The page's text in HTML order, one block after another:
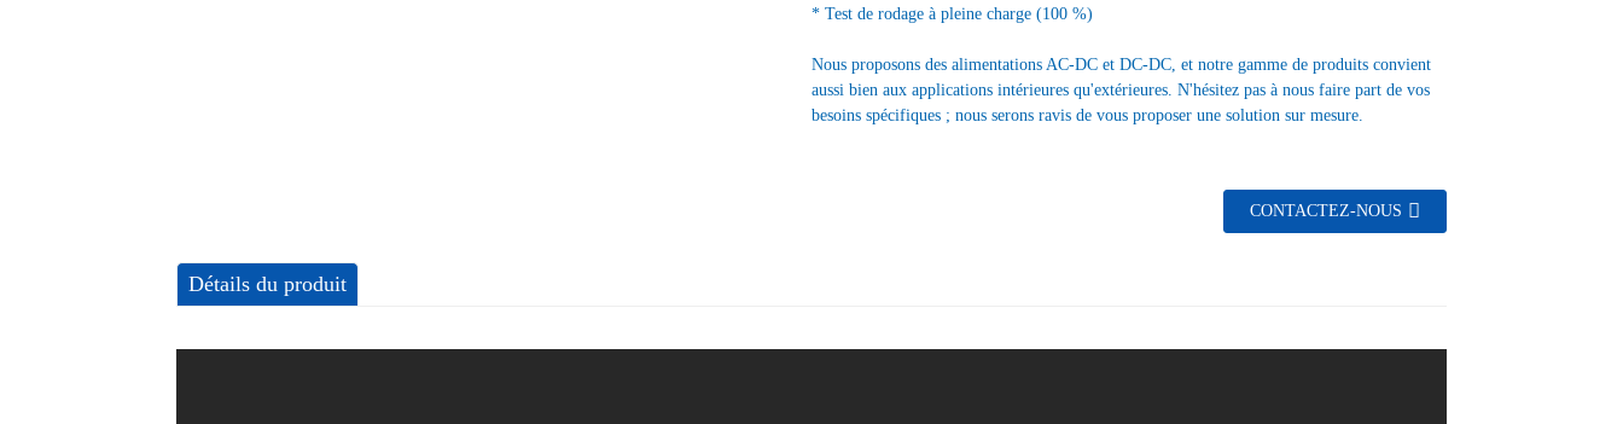
* Test de rodage à pleine charge (100 %)
Nous proposons des alimentations AC-DC et DC-DC, et notre gamme de produits convient
aussi bien aux applications intérieures qu'extérieures. N'hésitez pas à nous faire part de vos
besoins spécifiques ; nous serons ravis de vous proposer une solution sur mesure.
CONTACTEZ-NOUS
Détails du produit